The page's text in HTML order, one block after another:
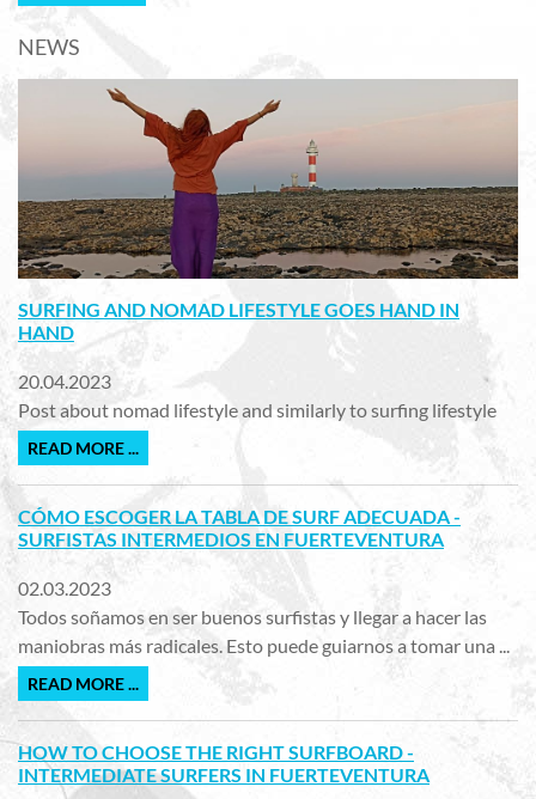
NEWS
SURFING AND NOMAD LIFESTYLE GOES HAND IN
HAND
20.04.2023
Post about nomad lifestyle and similarly to surfing lifestyle
READ MORE ...
CÓMO ESCOGER LA TABLA DE SURF ADECUADA -
SURFISTAS INTERMEDIOS EN FUERTEVENTURA
02.03.2023
Todos soñamos en ser buenos surfistas y llegar a hacer las
maniobras más radicales. Esto puede guiarnos a tomar una ...
READ MORE ...
HOW TO CHOOSE THE RIGHT SURFBOARD -
INTERMEDIATE SURFERS IN FUERTEVENTURA